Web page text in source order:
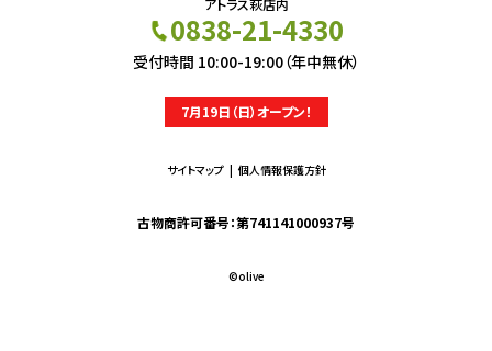
0838-21-4330
受付時間 10:00-19:00（年中無休）
7月19日（日）オープン！
サイトマップ 個人情報保護方針
古物商許可番号：第741141000937号
©︎olive